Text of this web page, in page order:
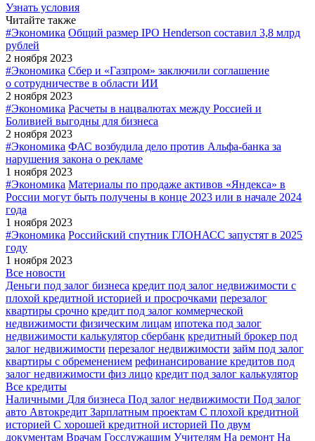
Узнать условия
Читайте также
#Экономика Общий размер IPO Henderson составил 3,8 млрд
рублей
2 ноября 2023
#Экономика Сбер и «Газпром» заключили соглашение
о сотрудничестве в области ИИ
2 ноября 2023
#Экономика Расчеты в нацвалютах между Россией и
Боливией выгодны для бизнеса
2 ноября 2023
#Экономика ФАС возбудила дело против Альфа-банка за
нарушения закона о рекламе
1 ноября 2023
#Экономика Материалы по продаже активов «Яндекса» в
России могут быть получены в конце 2023 или в начале 2024
года
1 ноября 2023
#Экономика Российский спутник ГЛОНАСС запустят в 2025
году
1 ноября 2023
Все новости
Деньги под залог бизнеса кредит под залог недвижимости с
плохой кредитной историей и просрочками перезалог
квартиры срочно кредит под залог коммерческой
недвижимости физическим лицам ипотека под залог
недвижимости калькулятор сбербанк кредитный брокер под
залог недвижимости перезалог недвижимости займ под залог
квартиры с обременением рефинансирование кредитов под
залог недвижимости физ лицо кредит под залог калькулятор
Все кредиты
Наличными Для бизнеса Под залог недвижимости Под залог
авто Автокредит Зарплатным проектам С плохой кредитной
историей С хорошей кредитной историей По двум
документам Врачам Госслужащим Учителям На ремонт На